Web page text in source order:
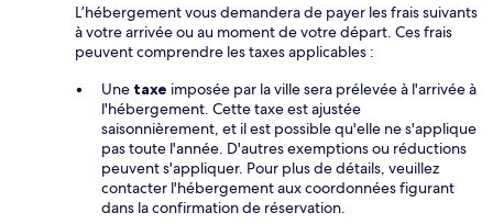
L’hébergement vous demandera de payer les frais suivants
à votre arrivée ou au moment de votre départ. Ces frais
peuvent comprendre les taxes applicables :
Une taxe imposée par la ville sera prélevée à l'arrivée à
l'hébergement. Cette taxe est ajustée
saisonnièrement, et il est possible qu'elle ne s'applique
pas toute l'année. D'autres exemptions ou réductions
peuvent s'appliquer. Pour plus de détails, veuillez
contacter l'hébergement aux coordonnées figurant
dans la confirmation de réservation.